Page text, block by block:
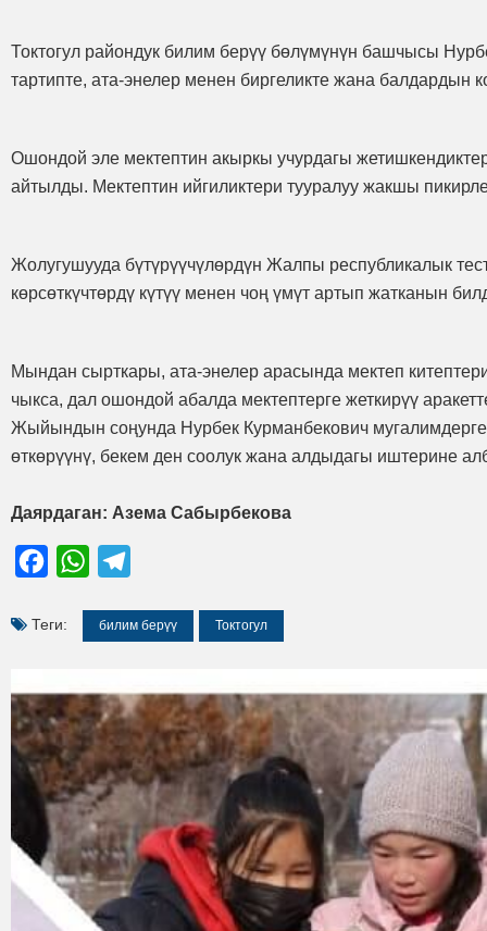
Токтогул райондук билим берүү бөлүмүнүн башчысы
тартипте, ата-энелер менен биргеликте жана балдардын
Ошондой эле мектептин акыркы учурдагы
айтылды. Мектептин ийгиликтери тууралуу жакшы
Жолугушууда бүтүрүүчүлөрдүн Жалпы республикалык
көрсөткүчтөрдү күтүү менен чоң үмүт артып жатканын
Мындан сырткары, ата-энелер арасында мектеп
чыкса, дал ошондой абалда мектептерге жеткирүү
Жыйындын соңунда Нурбек Курманбекович
өткөрүүнү, бекем ден соолук жана алдыдагы иштерине
Даярдаган: Азема Сабырбекова
FacebookWhatsApp
Теги: билим берүү Токтогул